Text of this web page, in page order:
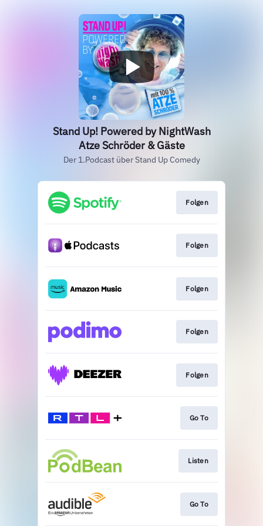
Stand Up! Powered by NightWash
Atze Schröder & Gäste
Der 1.Podcast über Stand Up Comedy
Folgen
Folgen
Folgen
Folgen
Folgen
Go To
Listen
Go To